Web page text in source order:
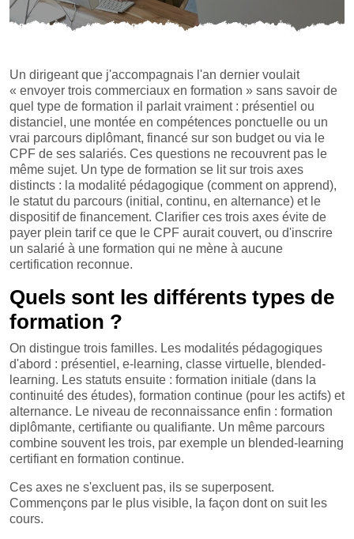
Un dirigeant que j'accompagnais l'an dernier voulait
« envoyer trois commerciaux en formation » sans savoir de
quel type de formation il parlait vraiment : présentiel ou
distanciel, une montée en compétences ponctuelle ou un
vrai parcours diplômant, financé sur son budget ou via le
CPF de ses salariés. Ces questions ne recouvrent pas le
même sujet. Un type de formation se lit sur trois axes
distincts : la modalité pédagogique (comment on apprend),
le statut du parcours (initial, continu, en alternance) et le
dispositif de financement. Clarifier ces trois axes évite de
payer plein tarif ce que le CPF aurait couvert, ou d'inscrire
un salarié à une formation qui ne mène à aucune
certification reconnue.
Quels sont les différents types de
formation ?
On distingue trois familles. Les modalités pédagogiques
d'abord : présentiel, e-learning, classe virtuelle, blended-
learning. Les statuts ensuite : formation initiale (dans la
continuité des études), formation continue (pour les actifs) et
alternance. Le niveau de reconnaissance enfin : formation
diplômante, certifiante ou qualifiante. Un même parcours
combine souvent les trois, par exemple un blended-learning
certifiant en formation continue.
Ces axes ne s'excluent pas, ils se superposent.
Commençons par le plus visible, la façon dont on suit les
cours.